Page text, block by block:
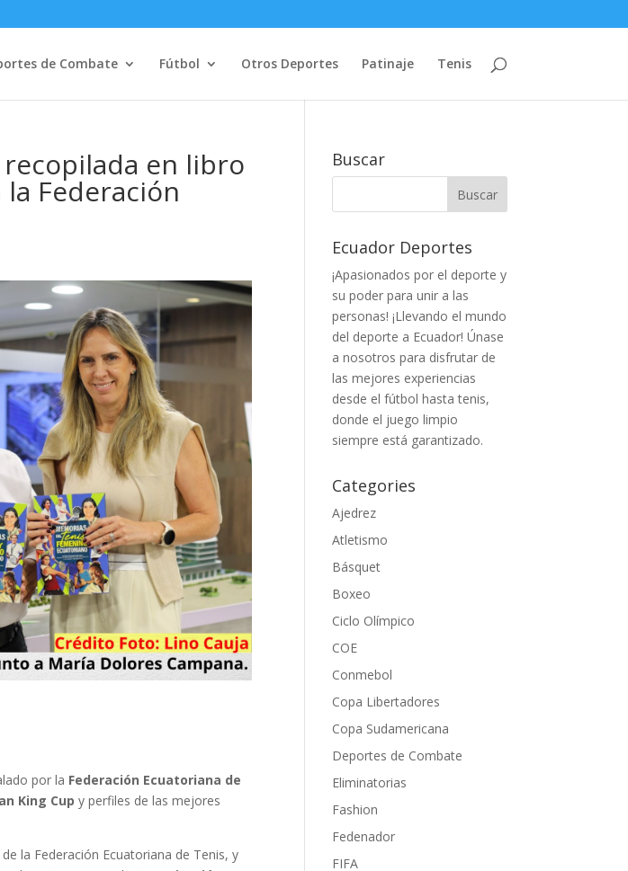
de Combate Fútbol Otros Deportes Patinaje Tenis
en libro
Federación
por la Federación Ecuatoriana de
King Cup y perfiles de las mejores
la Federación Ecuatoriana de Tenis, y
Buscar
Ecuador Deportes
¡Apasionados por el deporte y
su poder para unir a las
personas! ¡Llevando el mundo
del deporte a Ecuador! Únase
a nosotros para disfrutar de
las mejores experiencias
desde el fútbol hasta tenis,
donde el juego limpio
siempre está garantizado.
Categories
Ajedrez
Atletismo
Básquet
Boxeo
Ciclo Olímpico
COE
Conmebol
Copa Libertadores
Copa Sudamericana
Deportes de Combate
Eliminatorias
Fashion
Fedenador
FIFA